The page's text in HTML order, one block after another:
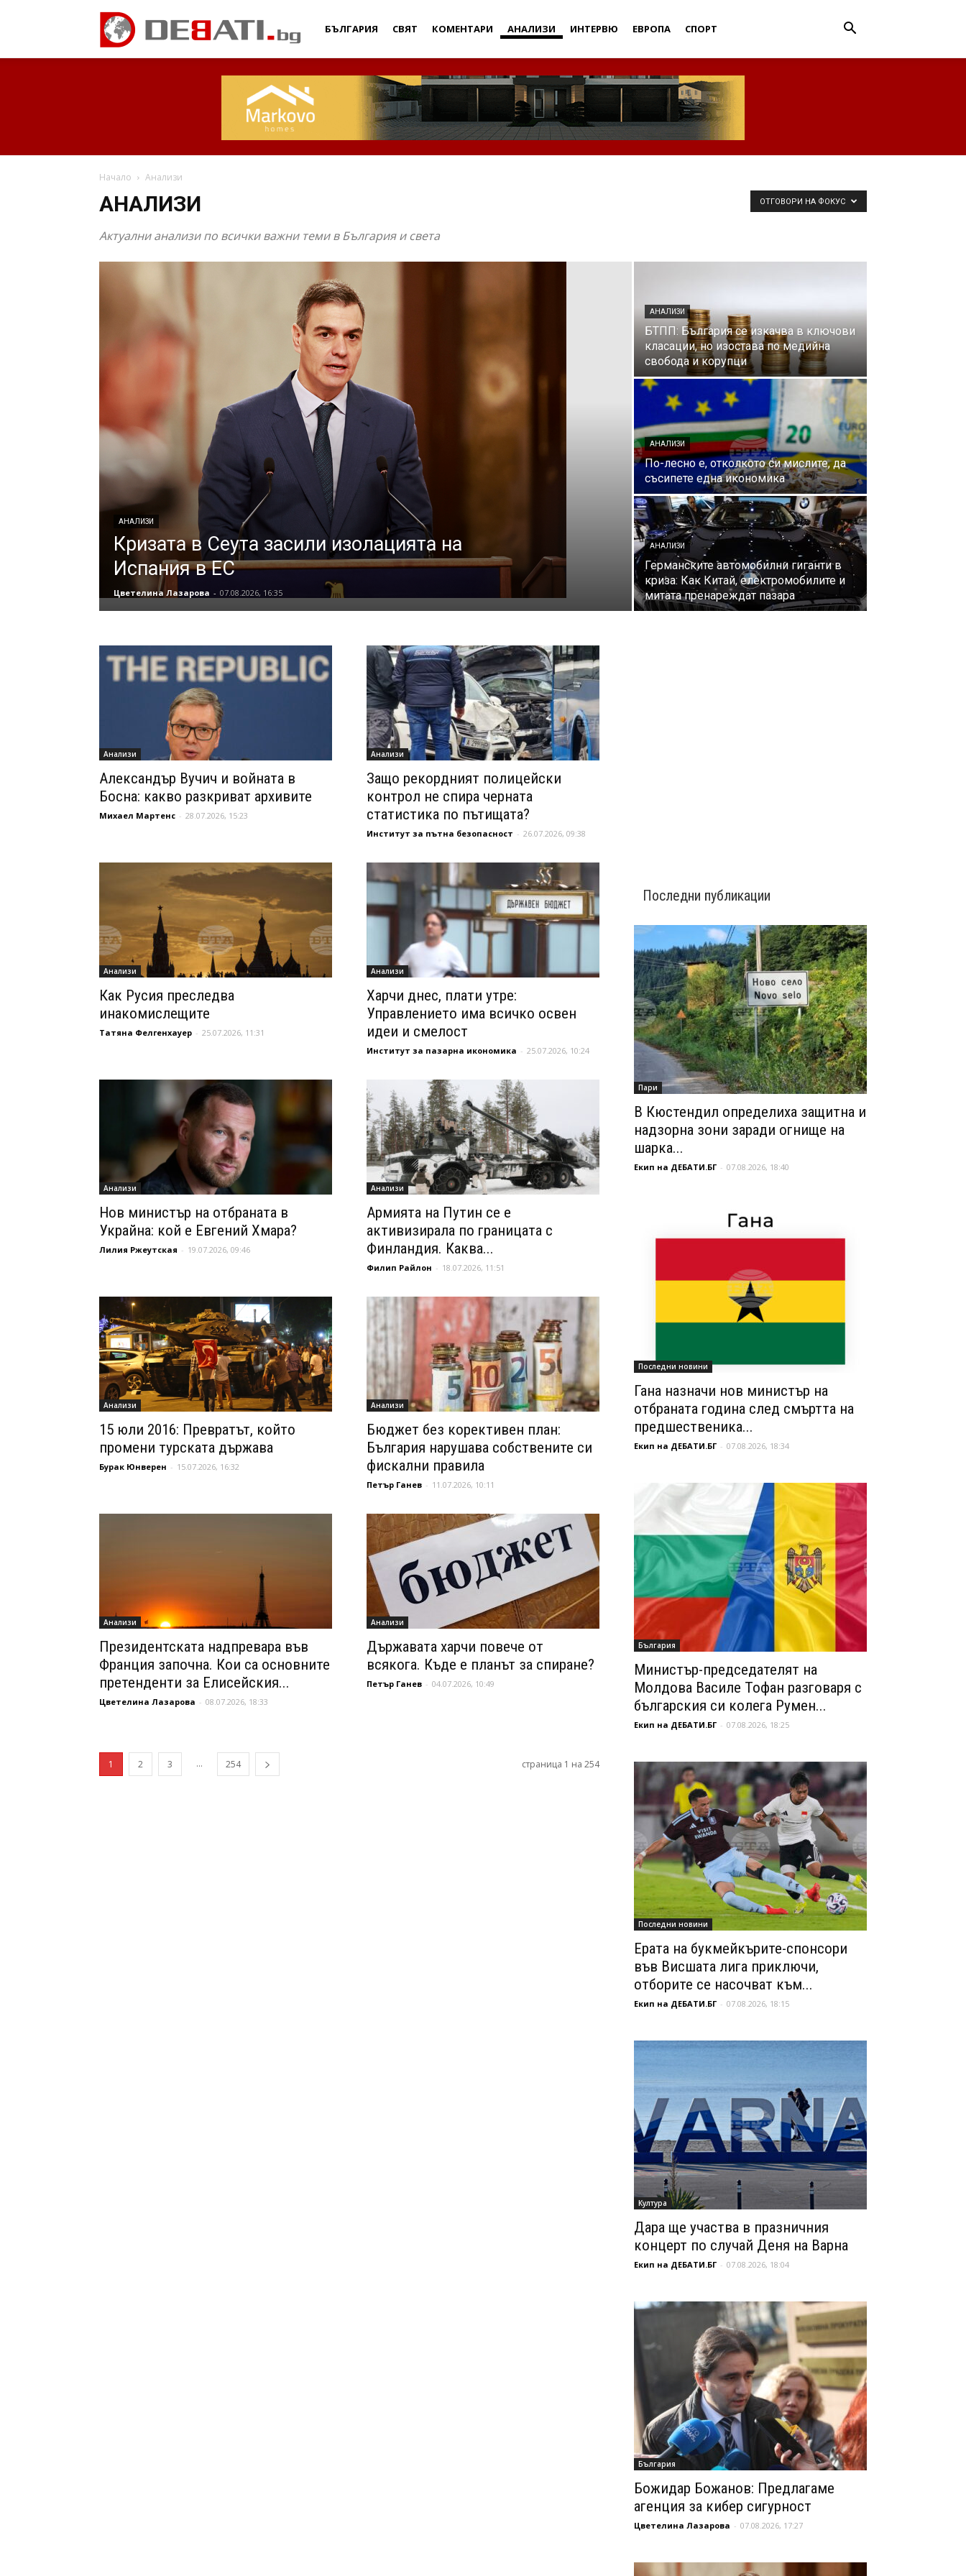
Дебати
БЪЛГАРИЯ СВЯТ КОМЕНТАРИ АНАЛИЗИ ИНТЕРВЮ ЕВРОПА СПОРТ
Начало Анализи
АНАЛИЗИ
Актуални анализи по всички важни теми в България и света
ОТГОВОРИ НА ФОКУС
АНАЛИЗИ
Кризата в Сеута засили изолацията на
Испания в ЕС
Цветелина Лазарова - 07.08.2026, 16:35
АНАЛИЗИ
БТПП: България се изкачва в ключови
класации, но изостава по медийна
свобода и корупци
АНАЛИЗИ
По-лесно е, отколкото си мислите, да
съсипете една икономика
АНАЛИЗИ
Германските автомобилни гиганти в
криза: Как Китай, електромобилите и
митата пренареждат пазарa
Анализи
Александър Вучич и войната в
Босна: какво разкриват архивите
Михаел Мартенс - 28.07.2026, 15:23
Анализи
Защо рекордният полицейски
контрол не спира черната
статистика по пътищата?
Институт за пътна безопасност - 26.07.2026, 09:38
Анализи
Как Русия преследва
инакомислещите
Татяна Фелгенхауер - 25.07.2026, 11:31
Анализи
Харчи днес, плати утре:
Управлението има всичко освен
идеи и смелост
Институт за пазарна икономика - 25.07.2026, 10:24
Анализи
Нов министър на отбраната в
Украйна: кой е Евгений Хмара?
Лилия Ржеутская - 19.07.2026, 09:46
Анализи
Армията на Путин се е
активизирала по границата с
Финландия. Каква...
Филип Райлон - 18.07.2026, 11:51
Анализи
15 юли 2016: Превратът, който
промени турската държава
Бурак Юнверен - 15.07.2026, 16:32
Анализи
Бюджет без корективен план:
България нарушава собствените си
фискални правила
Петър Ганев - 11.07.2026, 10:11
Анализи
Президентската надпревара във
Франция започна. Кои са основните
претенденти за Елисейския...
Цветелина Лазарова - 08.07.2026, 18:33
Анализи
Държавата харчи повече от
всякога. Къде е планът за спиране?
Петър Ганев - 04.07.2026, 10:49
1 2 3 ... 254 страница 1 на 254
Последни публикации
Пари
В Кюстендил определиха защитна и
надзорна зони заради огнище на
шарка...
Екип на ДЕБАТИ.БГ - 07.08.2026, 18:40
Последни новини
Гана назначи нов министър на
отбраната година след смъртта на
предшественика...
Екип на ДЕБАТИ.БГ - 07.08.2026, 18:34
България
Министър-председателят на
Молдова Василе Тофан разговаря с
българския си колега Румен...
Екип на ДЕБАТИ.БГ - 07.08.2026, 18:25
Последни новини
Ерата на букмейкърите-спонсори
във Висшата лига приключи,
отборите се насочват към...
Екип на ДЕБАТИ.БГ - 07.08.2026, 18:15
Култура
Дара ще участва в празничния
концерт по случай Деня на Варна
Екип на ДЕБАТИ.БГ - 07.08.2026, 18:04
България
Божидар Божанов: Предлагаме
агенция за кибер сигурност
Цветелина Лазарова - 07.08.2026, 17:27